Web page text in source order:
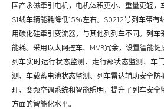
国产永磁牵引电机，电机体积更小、重量更轻
S1线车辆能耗降低15%左右。S0212号列车带
用碳化硅牵引变流器，与其他列列车不同。列车
能耗。采用以太网控车、MVB冗余，设置智能健
列车实时运行状态监测、走行部状态监测、车
测、车载蓄电池状态监测、列车雷达辅助安全防
理、变频空调系统和智能照明，提升了列车安全
方面的智能化水平。